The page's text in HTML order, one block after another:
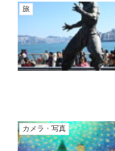
旅
カメラ・写真